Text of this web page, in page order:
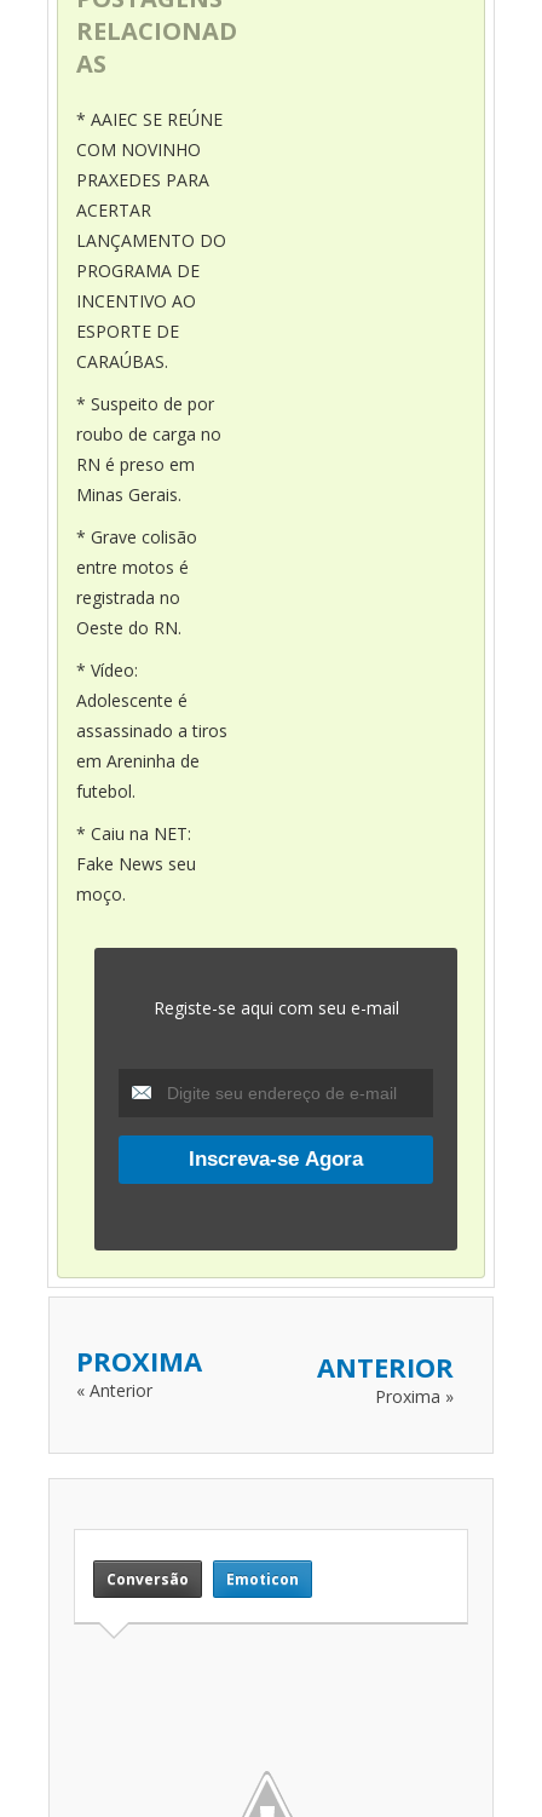
RELACIONAD
AS
* AAIEC SE REÚNE
COM NOVINHO
PRAXEDES PARA
ACERTAR
LANÇAMENTO DO
PROGRAMA DE
INCENTIVO AO
ESPORTE DE
CARAÚBAS.
* Suspeito de por
roubo de carga no
RN é preso em
Minas Gerais.
* Grave colisão
entre motos é
registrada no
Oeste do RN.
* Vídeo:
Adolescente é
assassinado a tiros
em Areninha de
futebol.
* Caiu na NET:
Fake News seu
moço.
Registe-se aqui com seu e-mail
PROXIMA
« Anterior
ANTERIOR
Proxima »
Conversão Emoticon